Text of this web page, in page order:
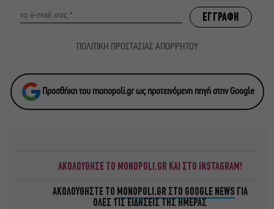
ΠΟΛΙΤΙΚΗ ΠΡΟΣΤΑΣΙΑΣ ΑΠΟΡΡΗΤΟΥ
Προσθήκη του monopoli.gr ως προτεινόμενη πηγή στην Google
ΑΚΟΛΟΥΘΗΣΕ ΤΟ MONOPOLI.GR ΚΑΙ ΣΤΟ INSTAGRAM!
ΑΚΟΛΟΥΘΗΣΤΕ ΤΟ MONOPOLI.GR ΣΤΟ GOOGLE NEWS ΓΙΑ
ΟΛΕΣ ΤΙΣ ΕΙΔΗΣΕΙΣ ΤΗΣ ΗΜΕΡΑΣ